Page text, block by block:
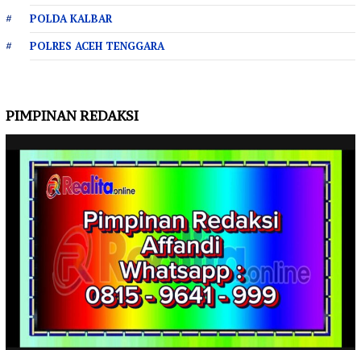
POLDA KALBAR
POLRES ACEH TENGGARA
PIMPINAN REDAKSI